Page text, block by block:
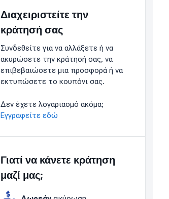
Διαχειριστείτε την
κράτησή σας
Συνδεθείτε για να αλλάξετε ή να
ακυρώσετε την κράτησή σας, να
επιβεβαιώσετε μια προσφορά ή να
εκτυπώσετε το κουπόνι σας.
Δεν έχετε λογαριασμό ακόμα;
Εγγραφείτε εδώ
Γιατί να κάνετε κράτηση
μαζί μας;